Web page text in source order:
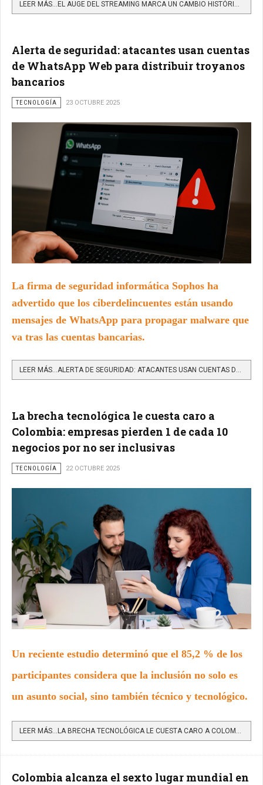
LEER MÁS…EL AUGE DEL STREAMING MARCA UN CAMBIO HISTÓRICO EN LOS HOGARES COLOMBIANOS
Alerta de seguridad: atacantes usan cuentas
de WhatsApp Web para distribuir troyanos
bancarios
TECNOLOGÍA 23 OCTUBRE 2025
La firma de seguridad informática Sophos ha
advertido que los ciberdelincuentes están usando
mensajes de WhatsApp para propagar malware que
va tras las cuentas bancarias.
LEER MÁS…ALERTA DE SEGURIDAD: ATACANTES USAN CUENTAS DE WHATSAPP WEB PARA DISTRIBUIR TROYANOS BANCARIOS
La brecha tecnológica le cuesta caro a
Colombia: empresas pierden 1 de cada 10
negocios por no ser inclusivas
TECNOLOGÍA 22 OCTUBRE 2025
Un reciente estudio determinó que el 85,2 % de los
participantes considera que la inclusión no solo es
un asunto social, sino también técnico y tecnológico.
LEER MÁS…LA BRECHA TECNOLÓGICA LE CUESTA CARO A COLOMBIA: EMPRESAS PIERDEN 1 DE CADA 10 NEGOCIOS POR NO SER...
Colombia alcanza el sexto lugar mundial en